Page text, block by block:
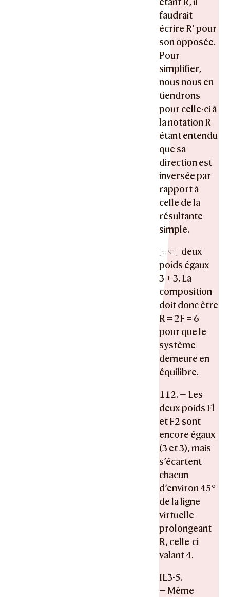
faudrait
écrire R’ pour
son opposée.
Pour
simplifier,
nous nous en
tiendrons
pour celle-ci à
la notation R
étant entendu
que sa
direction est
inversée par
rapport à
celle de la
résultante
simple.
deux
poids égaux
3 + 3. La
composition
doit donc être
R = 2F = 6
pour que le
système
demeure en
équilibre.
112. — Les
deux poids Fl
et F2 sont
encore égaux
(3 et 3), mais
s’écartent
chacun
d’environ 45°
de la ligne
virtuelle
prolongeant
R, celle-ci
valant 4.
IL3-5.
— Même